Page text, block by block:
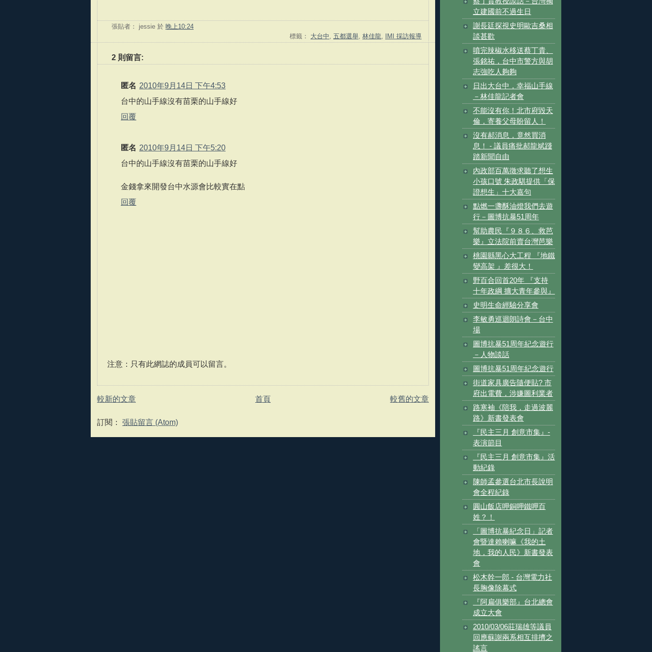
張貼者： jessie 於 晚上10:24
標籤： 大台中 五都選舉 林佳龍 IMI 採訪報導
2 則留言:
匿名 2010年9月14日 下午4:53
台中的山手線沒有苗栗的山手線好
回覆
匿名 2010年9月14日 下午5:20
台中的山手線沒有苗栗的山手線好
金錢拿來開發台中水源會比較實在點
回覆
注意：只有此網誌的成員可以留言。
較新的文章 較舊的文章
首頁
訂閱： 張貼留言 (Atom)
立建國前不過生日
謝長廷探視史明歐吉桑相
談甚歡
噴完辣椒水移送蔡丁貴、
張銘祐，台中市警方與胡
志強吃人夠夠
日出大台中，幸福山手線
－林佳龍記者會
不能沒有你！北市府毀天
倫，寄養父母盼留人！
沒有郝消息，竟然買消
息！ - 議員痛批郝龍斌踐
踏新聞自由
內政部百萬徵求聽了想生
小孩口號 朱政騏提供「保
證想生」十大嘉句
點燃一盞酥油燈我們去遊
行－圖博抗暴51周年
幫助農民『９８６、救芭
樂』立法院前賣台灣芭樂
桃園縣黑心大工程 『地鐵
變高架 』差很大！
野百合回首20年 『支持
十年政綱 擴大青年參與』
史明生命經驗分享會
李敏勇巡迴朗詩會－台中
場
圖博抗暴51周年紀念遊行
－人物談話
圖博抗暴51周年紀念遊行
街道家具廣告隨便貼? 市
府出電費，涉嫌圖利業者
路寒袖《陪我，走過波麗
路》新書發表會
『民主三月 創意市集』-
表演節目
『民主三月 創意市集』活
動紀錄
陳師孟參選台北市長說明
會全程紀錄
圓山飯店呷銅呷鐵呷百
姓？！
「圖博抗暴紀念日」記者
會暨達賴喇嘛《我的土
地，我的人民》新書發表
會
松木幹一郎 - 台灣電力社
長胸像除幕式
『阿扁俱樂部』台北總會
成立大會
2010/03/06莊瑞雄等議員
回應蘇謝兩系相互排擠之
謠言